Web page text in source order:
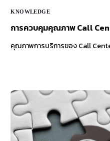
KNOWLEDGE
การควบคุมคุณภาพ Call
คุณภาพการบริการของ Call